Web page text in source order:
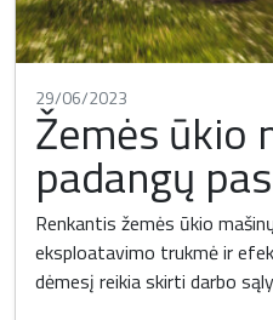
29/06/2023
Žemės ūkio
padangų
Renkantis žemės ūkio
eksploatavimo trukmė ir
dėmesį reikia skirti darbo